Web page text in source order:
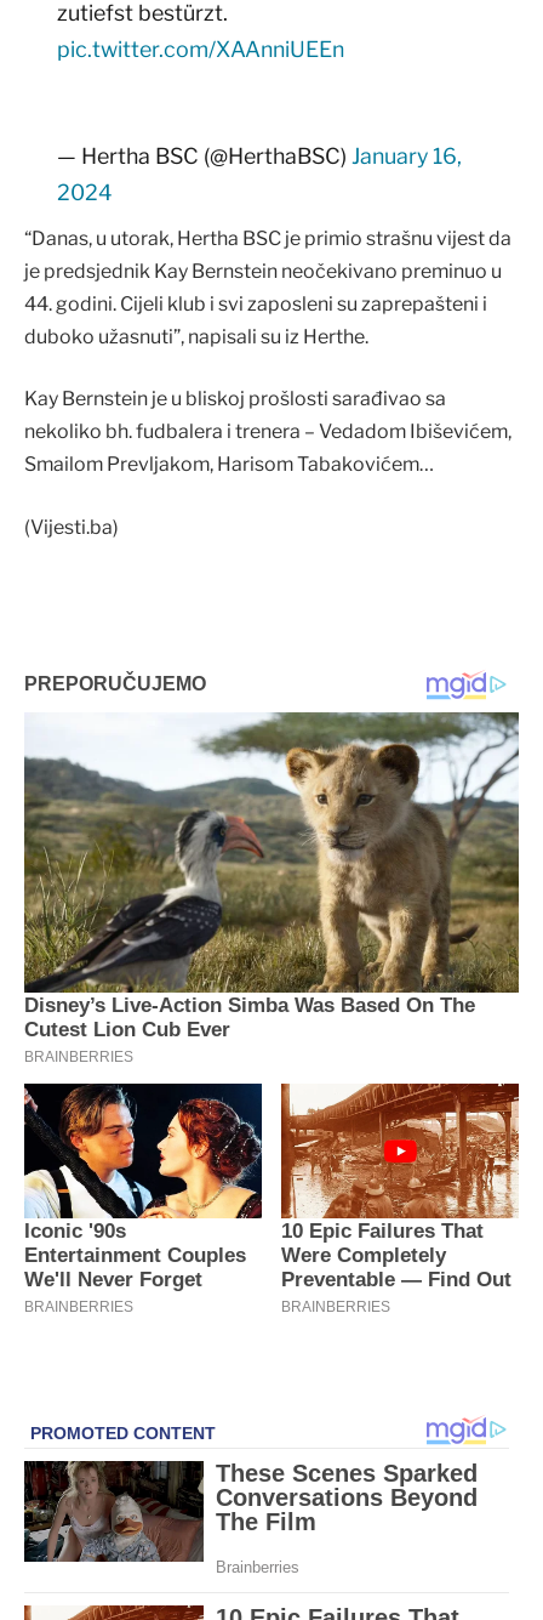
zutiefst bestürzt.
pic.twitter.com/XAAnniUEEn
— Hertha BSC (@HerthaBSC) January 16,
2024
“Danas, u utorak, Hertha BSC je primio strašnu vijest da
je predsjednik Kay Bernstein neočekivano preminuo u
44. godini. Cijeli klub i svi zaposleni su zaprepašteni i
duboko užasnuti”, napisali su iz Herthe.
Kay Bernstein je u bliskoj prošlosti sarađivao sa
nekoliko bh. fudbalera i trenera – Vedadom Ibiševićem,
Smailom Prevljakom, Harisom Tabakovićem…
(Vijesti.ba)